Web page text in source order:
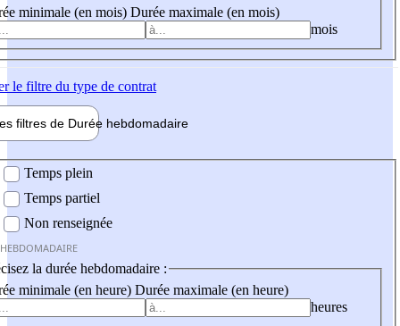
minimale (en mois) Durée maximale (en mois)
mois
le filtre du type de contrat
filtres de Durée hebdomadaire
Temps plein
Temps partiel
Non renseignée
la durée hebdomadaire :
minimale (en heure) Durée maximale (en heure)
heures